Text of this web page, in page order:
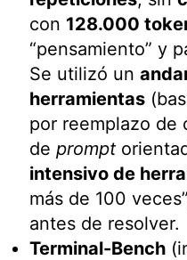
con 128.000
“pensamiento” y
Se utilizó un
herramientas
por reemplazo de
deprompt
intensivo de
más de 100
antes de resolver.
Terminal-Bench